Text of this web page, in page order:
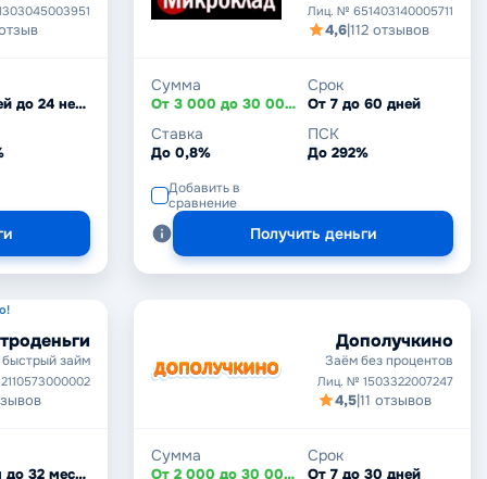
От 7 дней до 24 недель
Лиц. № 651403140005711
4,6|112 отзывов
Сумма
От 3 000 до 30 000 ₽
Срок
От 7 до 60 дней
Ставка
До 0,8%
ПСК
До 292%
Добавить в
сравнение
Получить деньги
займ
От 1 дня до 32 месяцев
Дополучкино
Заём без процентов
Лиц. № 1503322007247
4,5|11 отзывов
Сумма
От 2 000 до 30 000 ₽
Срок
От 7 до 30 дней